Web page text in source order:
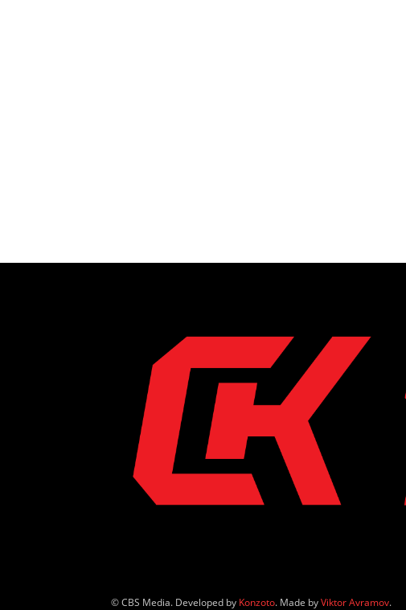
© CBS Media. Developed by Konzoto. Made byViktor Avramov.